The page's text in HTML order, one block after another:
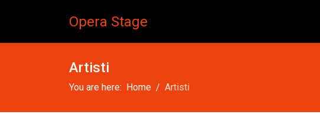
Opera Stage
Artisti
You are here: Home Artisti